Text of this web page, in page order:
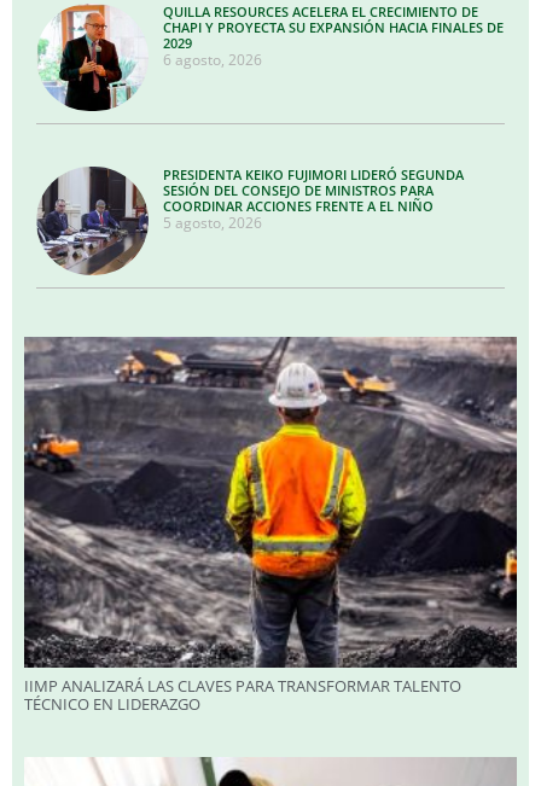
QUILLA RESOURCES ACELERA EL CRECIMIENTO DE
CHAPI Y PROYECTA SU EXPANSIÓN HACIA FINALES DE
2029
6 agosto, 2026
PRESIDENTA KEIKO FUJIMORI LIDERÓ SEGUNDA
SESIÓN DEL CONSEJO DE MINISTROS PARA
COORDINAR ACCIONES FRENTE A EL NIÑO
5 agosto, 2026
IIMP ANALIZARÁ LAS CLAVES PARA TRANSFORMAR TALENTO
TÉCNICO EN LIDERAZGO